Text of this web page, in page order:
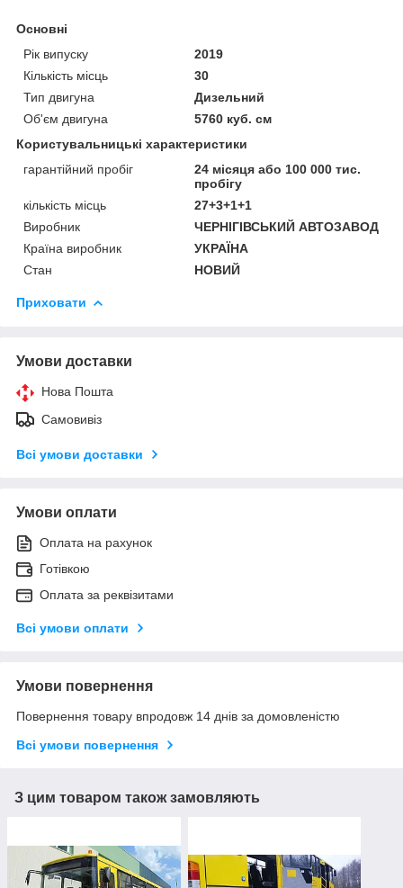
Основні
Рік випуску
2019
Кількість місць
30
Тип двигуна
Дизельний
Об'єм двигуна
5760 куб. см
Користувальницькі характеристики
гарантійний пробіг
24 місяця або 100 000 тис.
пробігу
кількість місць
27+3+1+1
Виробник
ЧЕРНІГІВСЬКИЙ АВТОЗАВОД
Країна виробник
УКРАЇНА
Стан
НОВИЙ
Приховати
Умови доставки
Нова Пошта
Самовивіз
Всі умови доставки
Умови оплати
Оплата на рахунок
Готівкою
Оплата за реквізитами
Всі умови оплати
Умови повернення
Повернення товару впродовж 14 днів за домовленістю
Всі умови повернення
З цим товаром також замовляють